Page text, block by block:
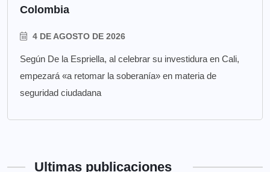
Colombia
4 DE AGOSTO DE 2026
Según De la Espriella, al celebrar su investidura en Cali,
empezará «a retomar la soberanía» en materia de
seguridad ciudadana
Ultimas publicaciones